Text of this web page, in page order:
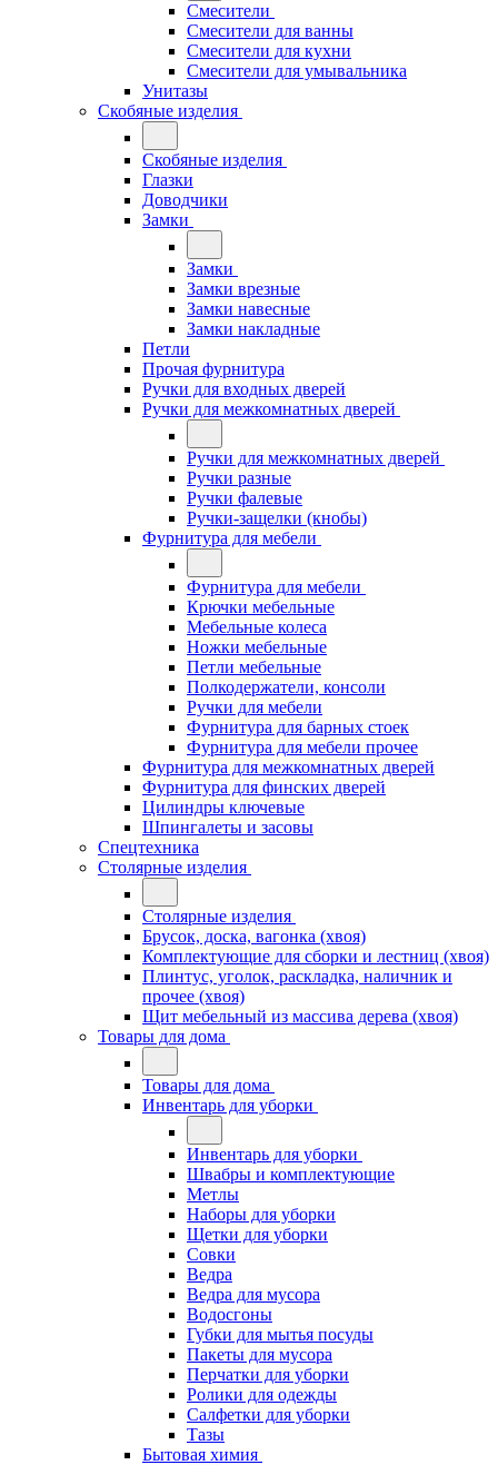
Смесители
Смесители для ванны
Смесители для кухни
Смесители для умывальника
Унитазы
Скобяные изделия
Скобяные изделия
Глазки
Доводчики
Замки
Замки
Замки врезные
Замки навесные
Замки накладные
Петли
Прочая фурнитура
Ручки для входных дверей
Ручки для межкомнатных дверей
Ручки для межкомнатных дверей
Ручки разные
Ручки фалевые
Ручки-защелки (кнобы)
Фурнитура для мебели
Фурнитура для мебели
Крючки мебельные
Мебельные колеса
Ножки мебельные
Петли мебельные
Полкодержатели, консоли
Ручки для мебели
Фурнитура для барных стоек
Фурнитура для мебели прочее
Фурнитура для межкомнатных дверей
Фурнитура для финских дверей
Цилиндры ключевые
Шпингалеты и засовы
Спецтехника
Столярные изделия
Столярные изделия
Брусок, доска, вагонка (хвоя)
Комплектующие для сборки и лестниц (хвоя)
Плинтус, уголок, раскладка, наличник и
прочее (хвоя)
Щит мебельный из массива дерева (хвоя)
Товары для дома
Товары для дома
Инвентарь для уборки
Инвентарь для уборки
Швабры и комплектующие
Метлы
Наборы для уборки
Щетки для уборки
Совки
Ведра
Ведра для мусора
Водосгоны
Губки для мытья посуды
Пакеты для мусора
Перчатки для уборки
Ролики для одежды
Салфетки для уборки
Тазы
Бытовая химия